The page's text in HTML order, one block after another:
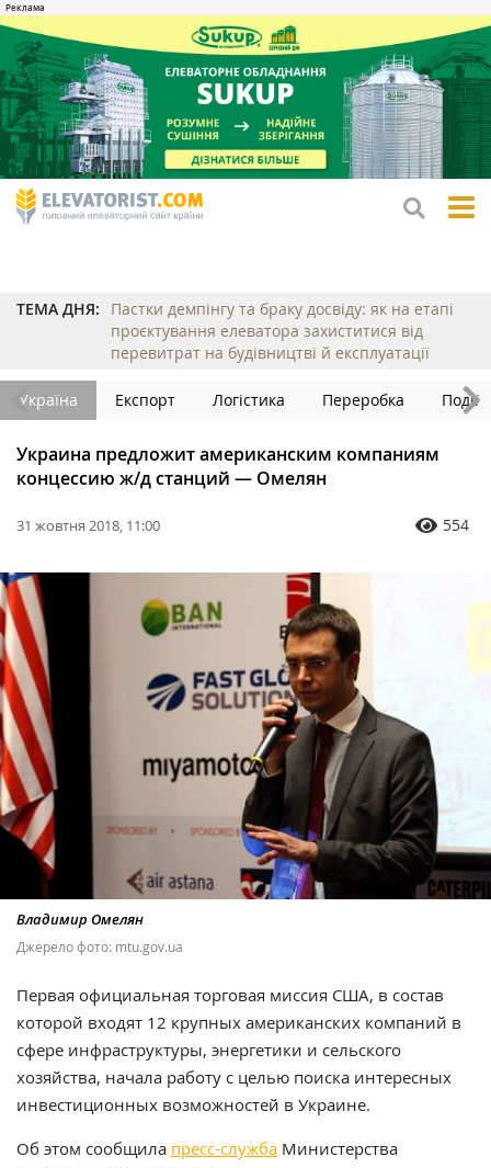
ТЕМА ДНЯ:
Пастки демпінгу та браку досвіду: як на етапі
проєктування елеватора захиститися від
перевитрат на будівництві й експлуатації
Україна Експорт Логістика Переробка Події
Украина предложит американским компаниям
концессию ж/д станций — Омелян
31 жовтня 2018, 11:00 554
Владимир Омелян
Джерело фото: mtu.gov.ua
Первая официальная торговая миссия США, в состав
которой входят 12 крупных американских компаний в
сфере инфраструктуры, энергетики и сельского
хозяйства, начала работу с целью поиска интересных
инвестиционных возможностей в Украине.
Об этом сообщила пресс-служба Министерства